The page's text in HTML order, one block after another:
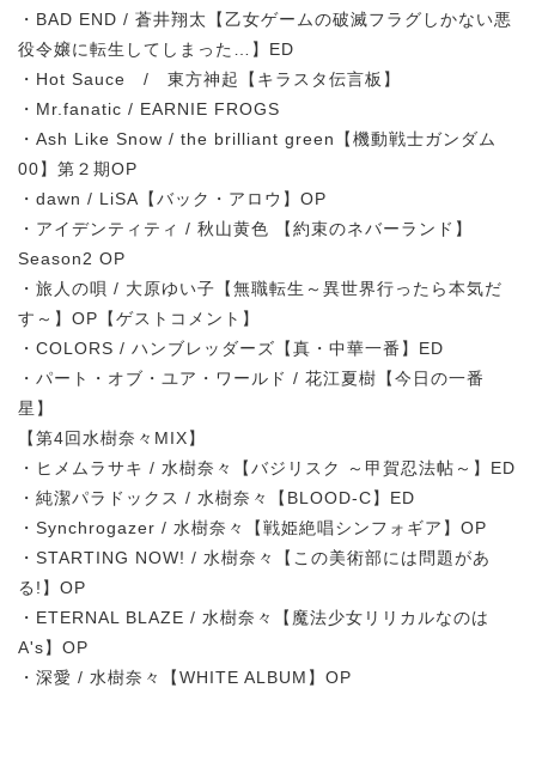
・BAD END / 蒼井翔太【乙女ゲームの破滅フラグしかない悪
役令嬢に転生してしまった…】ED
・Hot Sauce / 東方神起【キラスタ伝言板】
・Mr.fanatic / EARNIE FROGS
・Ash Like Snow / the brilliant green【機動戦士ガンダム
00】第２期OP
・dawn / LiSA【バック・アロウ】OP
・アイデンティティ / 秋山黄色 【約束のネバーランド】
Season2 OP
・旅人の唄 / 大原ゆい子【無職転生～異世界行ったら本気だ
す～】OP【ゲストコメント】
・COLORS / ハンブレッダーズ【真・中華一番】ED
・パート・オブ・ユア・ワールド / 花江夏樹【今日の一番
星】
【第4回水樹奈々MIX】
・ヒメムラサキ / 水樹奈々【バジリスク ～甲賀忍法帖～】ED
・純潔パラドックス / 水樹奈々【BLOOD-C】ED
・Synchrogazer / 水樹奈々【戦姫絶唱シンフォギア】OP
・STARTING NOW! / 水樹奈々【この美術部には問題があ
る!】OP
・ETERNAL BLAZE / 水樹奈々【魔法少女リリカルなのは
A's】OP
・深愛 / 水樹奈々【WHITE ALBUM】OP